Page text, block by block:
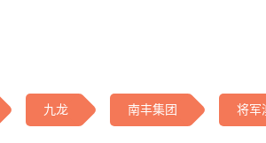
九龙 南丰集团 将军